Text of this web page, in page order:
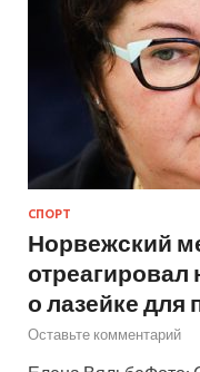
СПОРТ
Норвежский
отреагировал
о лазейке для
Оставьте комментарий